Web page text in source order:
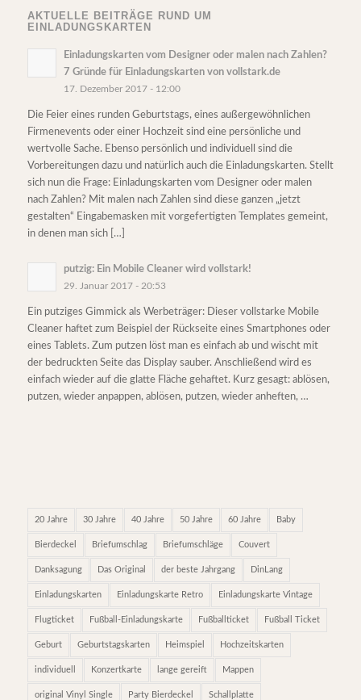
AKTUELLE BEITRÄGE RUND UM
EINLADUNGSKARTEN
Einladungskarten vom Designer oder malen nach Zahlen?
7 Gründe für Einladungskarten von vollstark.de
17. Dezember 2017 - 12:00
Die Feier eines runden Geburtstags, eines außergewöhnlichen
Firmenevents oder einer Hochzeit sind eine persönliche und
wertvolle Sache. Ebenso persönlich und individuell sind die
Vorbereitungen dazu und natürlich auch die Einladungskarten. Stellt
sich nun die Frage: Einladungskarten vom Designer oder malen
nach Zahlen? Mit malen nach Zahlen sind diese ganzen „jetzt
gestalten“ Eingabemasken mit vorgefertigten Templates gemeint,
in denen man sich […]
putzig: Ein Mobile Cleaner wird vollstark!
29. Januar 2017 - 20:53
Ein putziges Gimmick als Werbeträger: Dieser vollstarke Mobile
Cleaner haftet zum Beispiel der Rückseite eines Smartphones oder
eines Tablets. Zum putzen löst man es einfach ab und wischt mit
der bedruckten Seite das Display sauber. Anschließend wird es
einfach wieder auf die glatte Fläche gehaftet. Kurz gesagt: ablösen,
putzen, wieder anpappen, ablösen, putzen, wieder anheften, …
20 Jahre 30 Jahre 40 Jahre 50 Jahre 60 Jahre Baby
Bierdeckel Briefumschlag Briefumschläge Couvert
Danksagung Das Original der beste Jahrgang DinLang
Einladungskarten Einladungskarte Retro Einladungskarte Vintage
Flugticket Fußball-Einladungskarte Fußballticket Fußball Ticket
Geburt Geburtstagskarten Heimspiel Hochzeitskarten
individuell Konzertkarte lange gereift Mappen
original Vinyl Single Party Bierdeckel Schallplatte